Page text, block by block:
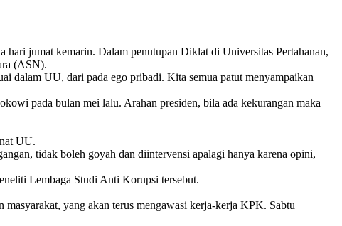
hari jumat kemarin. Dalam penutupan Diklat di Universitas Pertahanan,
(ASN).
dalam UU, dari pada ego pribadi. Kita semua patut menyampaikan
pada bulan mei lalu. Arahan presiden, bila ada kekurangan maka
UU.
tidak boleh goyah dan diintervensi apalagi hanya karena opini,
Lembaga Studi Anti Korupsi tersebut.
yang akan terus mengawasi kerja-kerja KPK. Sabtu